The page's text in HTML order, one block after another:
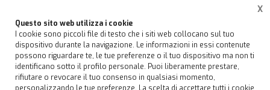
Questo sito web utilizza i cookie
I cookie sono piccoli file di testo che i siti web collocano sul tuo
dispositivo durante la navigazione. Le informazioni in essi contenute
possono riguardare te, le tue preferenze o il tuo dispositivo ma non ti
identificano sotto il profilo personale. Puoi liberamente prestare,
rifiutare o revocare il tuo consenso in qualsiasi momento,
X
Home Prodotti SPYDER RAGNO CELA CON CINGOLI AEREA CESTELLO PORTA PERSONE